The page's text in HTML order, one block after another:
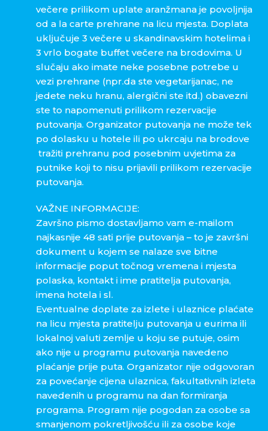
večere prilikom uplate aranžmana je povoljnija
od a la carte prehrane na licu mjesta. Doplata
uključuje 3 večere u skandinavskim hotelima i
3 vrlo bogate buffet večere na brodovima. U
slučaju ako imate neke posebne potrebe u
vezi prehrane (npr.da ste vegetarijanac, ne
jedete neku hranu, alergični ste itd.) obavezni
ste to napomenuti prilikom rezervacije
putovanja. Organizator putovanja ne može tek
po dolasku u hotele ili po ukrcaju na brodove
tražiti prehranu pod posebnim uvjetima za
putnike koji to nisu prijavili prilikom rezervacije
putovanja.
VAŽNE INFORMACIJE:
Završno pismo dostavljamo vam e-mailom
najkasnije 48 sati prije putovanja – to je završni
dokument u kojem se nalaze sve bitne
informacije poput točnog vremena i mjesta
polaska, kontakt i ime pratitelja putovanja,
imena hotela i sl.
Eventualne doplate za izlete i ulaznice plaćate
na licu mjesta pratitelju putovanja u eurima ili
lokalnoj valuti zemlje u koju se putuje, osim
ako nije u programu putovanja navedeno
plaćanje prije puta. Organizator nije odgovoran
za povećanje cijena ulaznica, fakultativnih izleta
navedenih u programu na dan formiranja
programa. Program nije pogodan za osobe sa
smanjenom pokretljivošću ili za osobe koje